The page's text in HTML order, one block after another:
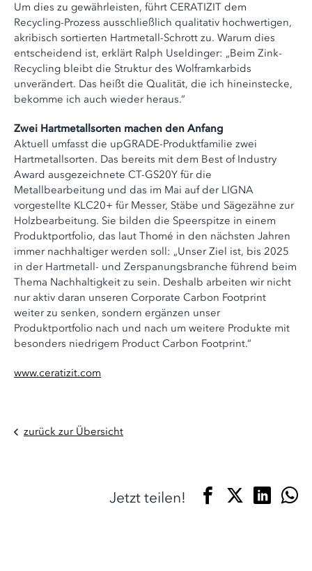
Um dies zu gewährleisten, führt CERATIZIT dem
Recycling-Prozess ausschließlich qualitativ hochwertigen,
akribisch sortierten Hartmetall-Schrott zu. Warum dies
entscheidend ist, erklärt Ralph Useldinger: „Beim Zink-
Recycling bleibt die Struktur des Wolframkarbids
unverändert. Das heißt die Qualität, die ich hineinstecke,
bekomme ich auch wieder heraus.“
Zwei Hartmetallsorten machen den Anfang
Aktuell umfasst die upGRADE-Produktfamilie zwei
Hartmetallsorten. Das bereits mit dem Best of Industry
Award ausgezeichnete CT-GS20Y für die
Metallbearbeitung und das im Mai auf der LIGNA
vorgestellte KLC20+ für Messer, Stäbe und Sägezähne zur
Holzbearbeitung. Sie bilden die Speerspitze in einem
Produktportfolio, das laut Thomé in den nächsten Jahren
immer nachhaltiger werden soll: „Unser Ziel ist, bis 2025
in der Hartmetall- und Zerspanungsbranche führend beim
Thema Nachhaltigkeit zu sein. Deshalb arbeiten wir nicht
nur aktiv daran unseren Corporate Carbon Footprint
weiter zu senken, sondern ergänzen unser
Produktportfolio nach und nach um weitere Produkte mit
besonders niedrigem Product Carbon Footprint.“
www.ceratizit.com
zurück zur Übersicht
Jetzt teilen!